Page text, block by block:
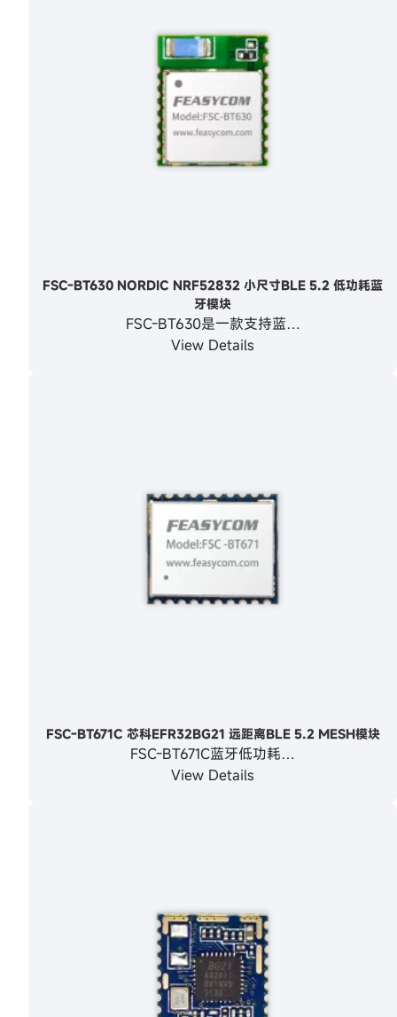
FSC-BT630 NORDIC NRF52832 小尺寸BLE 5.2 低功耗蓝
牙模块
FSC-BT630是一款支持蓝…
View Details
FSC-BT671C 芯科EFR32BG21 远距离BLE 5.2 MESH模块
FSC-BT671C蓝牙低功耗…
View Details